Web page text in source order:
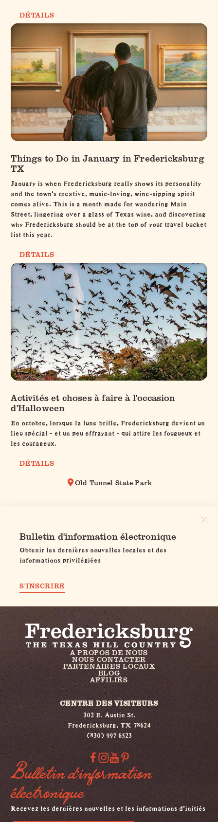
DÉTAILS
Things to Do in January in Fredericksburg
TX
January is when Fredericksburg really shows its personality
and the town’s creative, music-loving, wine-sipping spirit
comes alive. This is a month made for wandering Main
Street, lingering over a glass of Texas wine, and discovering
why Fredericksburg should be at the top of your travel bucket
list this year.
DÉTAILS
Activités et choses à faire à l'occasion
d'Halloween
En octobre, lorsque la lune brille, Fredericksburg devient un
lieu spécial - et un peu effrayant - qui attire les fougueux et
les courageux.
DÉTAILS
Old Tunnel State Park
Bulletin d'information électronique
Obtenir les dernières nouvelles locales et des
informations privilégiées
S'INSCRIRE
A PROPOS DE NOUS
NOUS CONTACTER
PARTENAIRES LOCAUX
BLOG
AFFILIÉS
CENTRE DES VISITEURS
302 E. Austin St.
Fredericksburg, TX 78624
(830) 997 6523
Bulletin d'information
électronique
Recevez les dernières nouvelles et les informations d'initiés